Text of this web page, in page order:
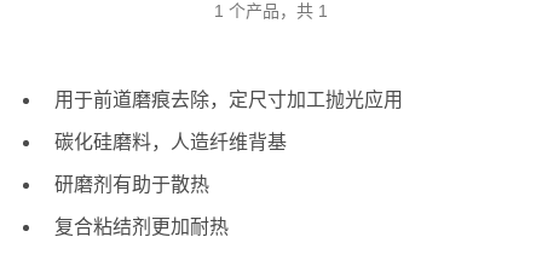
1 个产品，共 1
用于前道磨痕去除，定尺寸加工抛光应用
碳化硅磨料，人造纤维背基
研磨剂有助于散热
复合粘结剂更加耐热